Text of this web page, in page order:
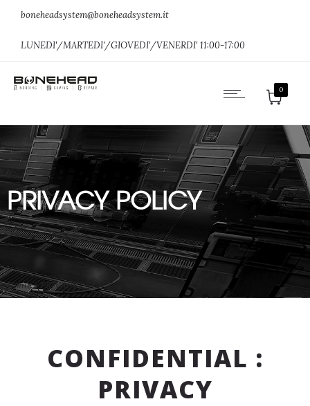
boneheadsystem@boneheadsystem.it
LUNEDI'/MARTEDI'/GIOVEDI'/VENERDI' 11:00-17:00
0
PRIVACY POLICY
Home»PRIVACY POLICY
CONFIDENTIAL :
PRIVACY